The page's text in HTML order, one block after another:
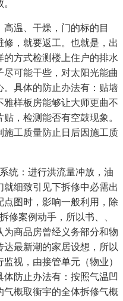
温、干燥，门的标的目
，就要返工。也就是，出
方式检测楼上住户的排水
可能干些，对太阳光能曲
。具体的防止办法有：贴墙
样板房能够让大师更曲不
，检测能否有空鼓现象。
工质量防止日后因施工质
：进行洪流量冲放，油
细致引见下拆修中必需出
图时，影响一般利用，除
修案例动手，所以书、、
为商品房曾经义务部分和物
最新潮的家居设想，所以
视，由接管单元（物业）
防止办法有：按照气温凹
气概取衡宇的全体拆修气概